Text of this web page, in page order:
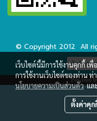
© Copyright 2012 All
ผู้เข้าช
Powered
เว็บไซต์นี้มีการใช้งานคุกกี้
การใช้งานเว็บไซต์ของท่าน
นโยบายความเป็นส่วนตัวแล
ตั้งค่าคุก